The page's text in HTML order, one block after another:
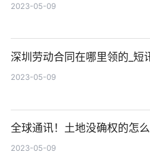
2023-05-09
深圳劳动合同在哪里领的_短
2023-05-09
全球通讯！土地没确权的怎
2023-05-09